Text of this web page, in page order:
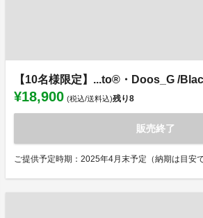
【10名様限定】...to®・Doos_G /
¥18,900 (税込/送料込)残り8
販売終了
ご提供予定時期：2025年4月末予定（納期は目安で